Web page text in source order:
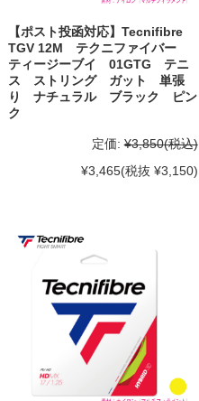
【ポスト投函対応】Tecnifibre
TGV 12M テクニファイバー
ティージーブイ 01GTG テニ
ス ストリング ガット 単張
り ナチュラル ブラック ピン
ク
定価: ¥3,850(税込)
¥3,465(税抜 ¥3,150)